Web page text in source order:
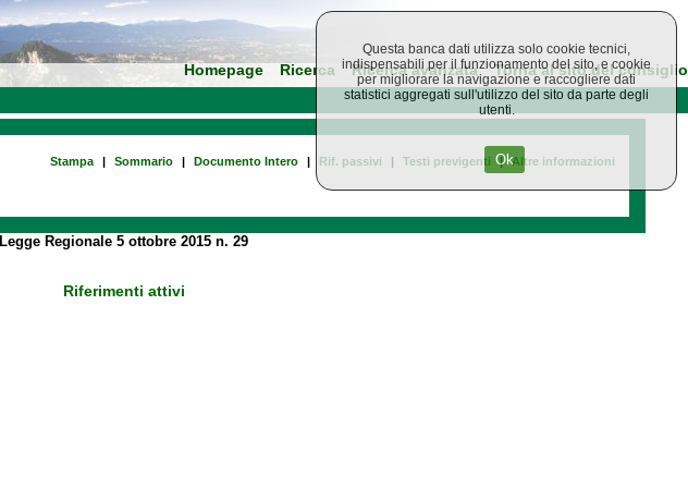
Homepage Ricerca Ricerca avanzata Torna al sito del consiglio
Stampa | Sommario | Documento Intero | Rif. passivi | Testi previgenti | Altre informazioni
Legge Regionale 5 ottobre 2015 n. 29
Riferimenti attivi
Questa banca dati utilizza solo cookie tecnici,
indispensabili per il funzionamento del sito, e cookie
per migliorare la navigazione e raccogliere dati
statistici aggregati sull'utilizzo del sito da parte degli
utenti.
Ok